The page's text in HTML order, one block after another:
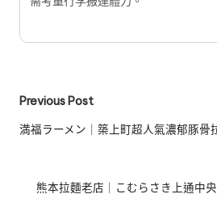
Post
navigation
Previous Post
満福ラーメン｜築上町超人氣濃郁豚骨
熊本拉麵老店｜こむらさき上通中